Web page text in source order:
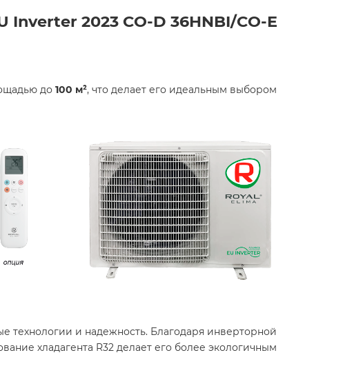
2023 CO-D 36HNBI/CO-E
до 100 м², что делает его идеальным выбором
технологии и надежность. Благодаря инверторной
хладагента R32 делает его более экологичным